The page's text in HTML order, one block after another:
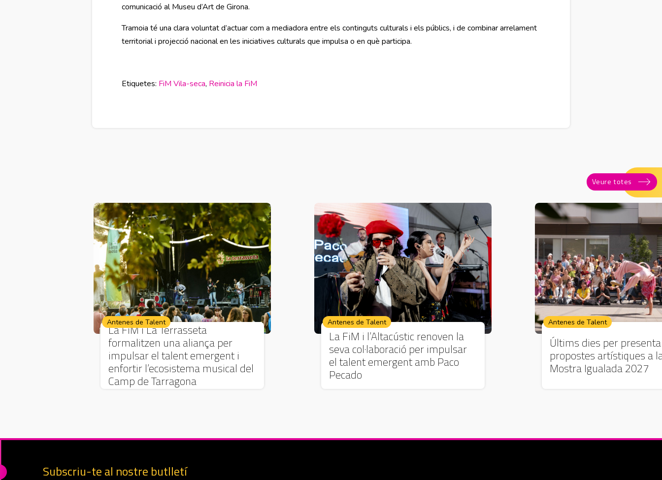
comunicació al Museu d’Art de Girona.
Tramoia té una clara voluntat d’actuar com a mediadora entre els continguts culturals i els públics, i de combinar arrelament
territorial i projecció nacional en les iniciatives culturals que impulsa o en què participa.
Etiquetes: FiM Vila-seca, Reinicia la FiM
Veure totes
Antenes de Talent
La FiM i La Terrasseta
formalitzen una aliança per
impulsar el talent emergent i
enfortir l’ecosistema musical del
Camp de Tarragona
Antenes de Talent
La FiM i l’Altacústic renoven la
seva col·laboració per impulsar
el talent emergent amb Paco
Pecado
Antenes de Talent
Últims dies per
propostes artístiques a
Mostra Igualada 2027
Subscriu-te al nostre butlletí